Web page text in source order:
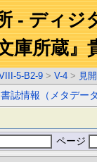
- ディジ
庫所蔵』
5-B2-9 > V-4 > 見
書誌情報（メタデー
ページ